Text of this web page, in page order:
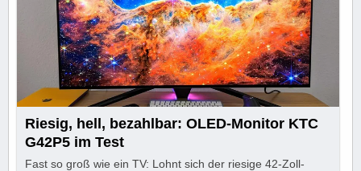
Riesig, hell, bezahlbar: OLED-Monitor KTC
G42P5 im Test
Fast so groß wie ein TV: Lohnt sich der riesige 42-Zoll-